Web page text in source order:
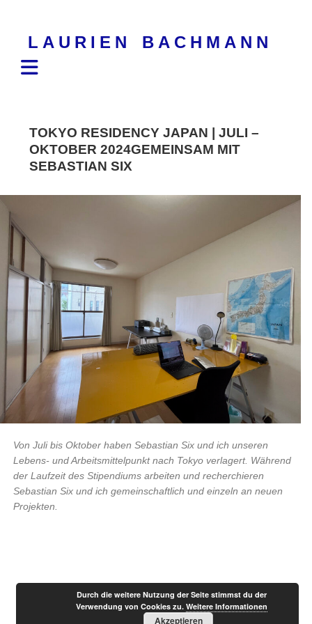
contentLAURIEN BACHMANN
TOKYO RESIDENCY JAPAN | JULI –
OKTOBER 2024GEMEINSAM MIT
SEBASTIAN SIX
Von Juli bis Oktober haben Sebastian Six und ich unseren
Lebens- und Arbeitsmittelpunkt nach Tokyo verlagert. Während
der Laufzeit des Stipendiums arbeiten und recherchieren
Sebastian Six und ich gemeinschaftlich und einzeln an neuen
Projekten.
Durch die weitere Nutzung der Seite stimmst du der
Verwendung von Cookies zu. Weitere Informationen
Akzeptieren